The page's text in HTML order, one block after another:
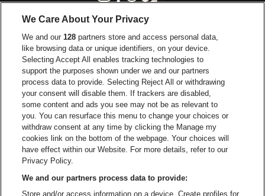
Ga naar de website van Europcar
Ga naar de
Ga naar de website van Coca-Cola
Ga naar de website van
Ga naar
Ga naar de website van Champagne
Ga naar de website
Ga naar de website van Het logo van
Ga naar de website
Ga naar de
Ga naar
Capitole Gent is een deel van be•at
Capitole Gent
Be-At Venues
We Care About Your Privacy
We and our128 partners store and access personal data,
like browsing data or unique identifiers, on your device.
Selecting Accept All enables tracking technologies to
support the purposes shown under we and our partners
process data to provide. Selecting Reject All or withdrawing
your consent will disable them. If trackers are disabled,
some content and ads you see may not be as relevant to
you. You can resurface this menu to change your choices or
withdraw consent at any time by clicking the Manage my
cookies link on the bottom of the webpage. Your choices will
have effect within our Website. For more details, refer to our
Privacy Policy.
We and our partners process data to provide:
Store and/or access information on a device. Create profiles for